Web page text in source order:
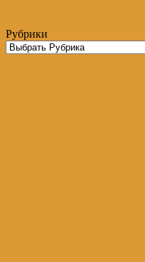
Рубрики